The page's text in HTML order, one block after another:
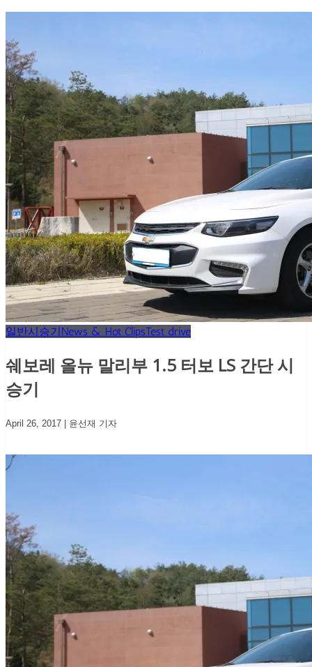
일반시승기 News & Hot ClipsTest drive
쉐보레 올뉴 말리부 1.5 터보 LS 간단 시
승기
April 26, 2017 | 윤선재 기자